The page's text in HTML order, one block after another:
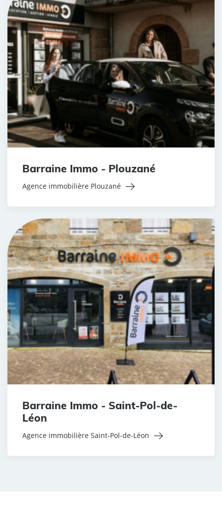
Barraine Immo - Plouzané
Agence immobilière Plouzané
Barraine Immo - Saint-Pol-de-
Léon
Agence immobilière Saint-Pol-de-Léon